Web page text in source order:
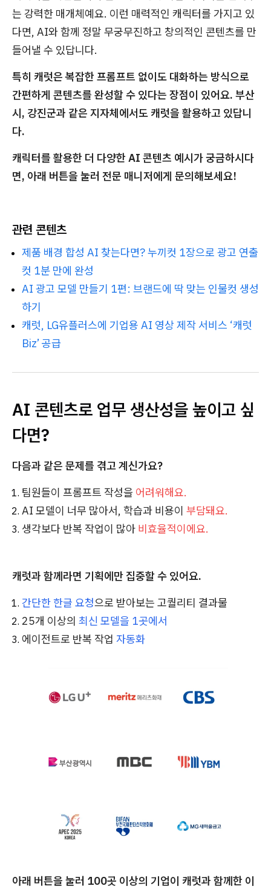
는 강력한 매개체예요. 이런 매력적인 캐릭터를 가지고 있
다면, AI와 함께 정말 무궁무진하고 창의적인 콘텐츠를 만
들어낼 수 있답니다.
특히 캐럿은 복잡한 프롬프트 없이도 대화하는 방식으로
간편하게 콘텐츠를 완성할 수 있다는 장점이 있어요. 부산
시, 강진군과 같은 지자체에서도 캐럿을 활용하고 있답니
다.
캐릭터를 활용한 더 다양한 AI 콘텐츠 예시가 궁금하시다
면, 아래 버튼을 눌러 전문 매니저에게 문의해보세요!
관련 콘텐츠
제품 배경 합성 AI 찾는다면? 누끼컷 1장으로 광고 연출
컷 1분 만에 완성
AI 광고 모델 만들기 1편: 브랜드에 딱 맞는 인물컷 생성
하기
캐럿, LG유플러스에 기업용 AI 영상 제작 서비스 ‘캐럿
Biz’ 공급
AI 콘텐츠로 업무 생산성을 높이고 싶
다면?
다음과 같은 문제를 겪고 계신가요?
팀원들이 프롬프트 작성을 어려워해요.
AI 모델이 너무 많아서, 학습과 비용이 부담돼요.
생각보다 반복 작업이 많아 비효율적이에요.
캐럿과 함께라면 기획에만 집중할 수 있어요.
간단한 한글 요청으로 받아보는 고퀄리티 결과물
25개 이상의 최신 모델을 1곳에서
에이전트로 반복 작업 자동화
아래 버튼을 눌러 100곳 이상의 기업이 캐럿과 함께한 이